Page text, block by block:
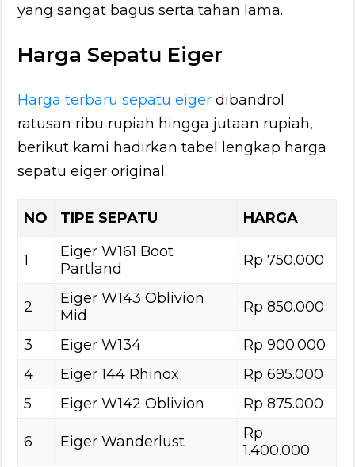
yang sangat bagus serta tahan lama.
Harga Sepatu Eiger
Harga terbaru sepatu eiger dibandrol
ratusan ribu rupiah hingga jutaan rupiah,
berikut kami hadirkan tabel lengkap harga
sepatu eiger original.
NO TIPE SEPATU HARGA
1
Eiger W161 Boot
Partland
Rp 750.000
2
Eiger W143 Oblivion
Mid
Rp 850.000
3 Eiger W134
Rp 900.000
4
Eiger 144 Rhinox
Rp 695.000
5
Eiger W142 Oblivion Rp 875.000
6 Eiger Wanderlust
Rp
1.400.000